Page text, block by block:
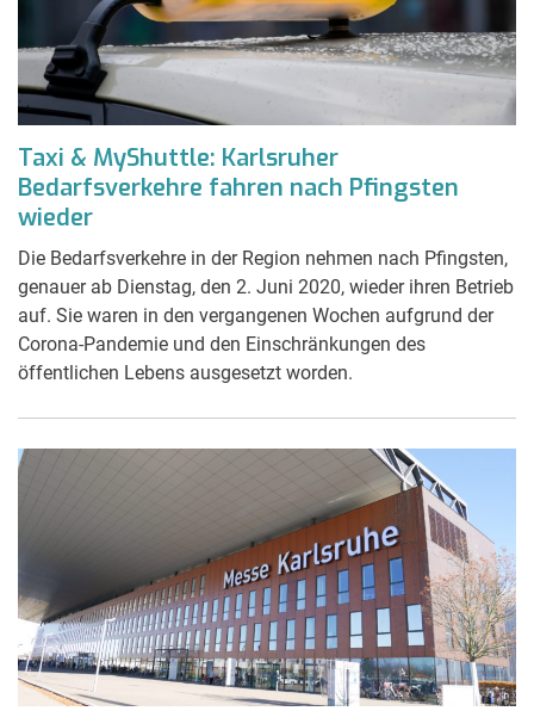
Taxi & MyShuttle: Karlsruher
Bedarfsverkehre fahren nach Pfingsten
wieder
Die Bedarfsverkehre in der Region nehmen nach Pfingsten,
genauer ab Dienstag, den 2. Juni 2020, wieder ihren Betrieb
auf. Sie waren in den vergangenen Wochen aufgrund der
Corona-Pandemie und den Einschränkungen des
öffentlichen Lebens ausgesetzt worden.